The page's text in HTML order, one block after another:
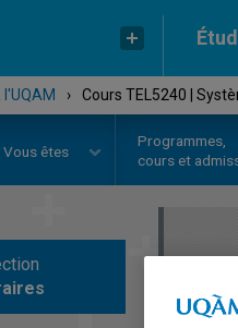
l'UQAM › Cours TEL5240 |
Vous êtes
Programmes,
cours et